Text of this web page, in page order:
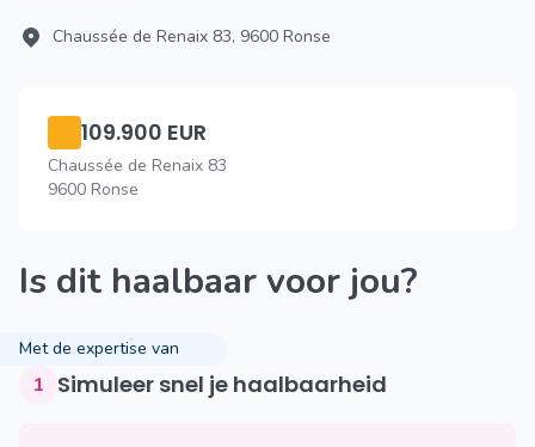
Chaussée de Renaix 83, 9600 Ronse
109.900 EUR
Chaussée de Renaix 83
9600 Ronse
Is dit haalbaar voor jou?
Met de expertise van
1 Simuleer snel je haalbaarheid